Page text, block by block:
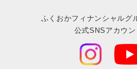
ふくおかフィナンシャルグ
公式SNSアカウン